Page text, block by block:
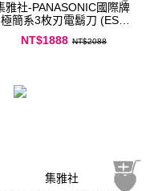
雅社-PANASONIC國際牌
極簡系3枚刃電鬍刀 (ES-
NT$1888 NT$2088
集雅社